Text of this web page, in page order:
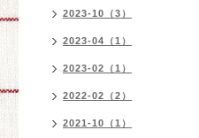
2023-10（3）
2023-04（1）
2023-02（1）
2022-02（2）
2021-10（1）